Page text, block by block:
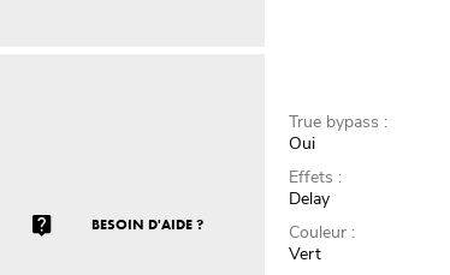
BESOIN D'AIDE ?
True bypass :
Oui
Effets :
Delay
Couleur :
Vert